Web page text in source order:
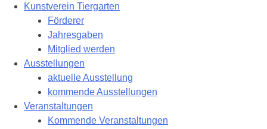
Kunstverein Tiergarten
Förderer
Jahresgaben
Mitglied werden
Ausstellungen
aktuelle Ausstellung
kommende Ausstellungen
Veranstaltungen
Kommende Veranstaltungen